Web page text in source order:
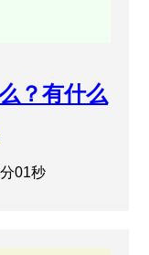
？有什么
01秒